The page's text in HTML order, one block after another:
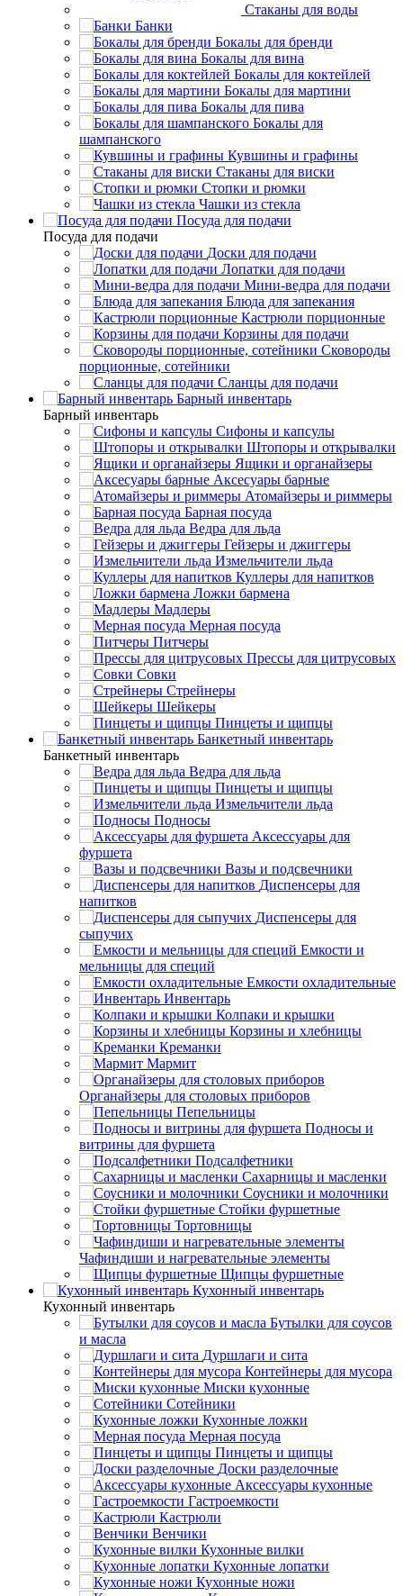
Стаканы для воды
Банки
Бокалы для бренди
Бокалы для вина
Бокалы для коктейлей
Бокалы для мартини
Бокалы для пива
Бокалы для
шампанского
Кувшины и графины
Стаканы для виски
Стопки и рюмки
Чашки из стекла
Посуда для подачи
Посуда для подачи
Доски для подачи
Лопатки для подачи
Мини-ведра для подачи
Блюда для запекания
Кастрюли порционные
Корзины для подачи
Сковороды
порционные, сотейники
Сланцы для подачи
Барный инвентарь
Барный инвентарь
Сифоны и капсулы
Штопоры и открывалки
Ящики и органайзеры
Аксесуары барные
Атомайзеры и риммеры
Барная посуда
Ведра для льда
Гейзеры и джиггеры
Измельчители льда
Куллеры для напитков
Ложки бармена
Мадлеры
Мерная посуда
Питчеры
Прессы для цитрусовых
Совки
Стрейнеры
Шейкеры
Пинцеты и щипцы
Банкетный инвентарь
Банкетный инвентарь
Ведра для льда
Пинцеты и щипцы
Измельчители льда
Подносы
Аксессуары для
фуршета
Вазы и подсвечники
Диспенсеры для
напитков
Диспенсеры для
сыпучих
Емкости и
мельницы для специй
Емкости охладительные
Инвентарь
Колпаки и крышки
Корзины и хлебницы
Креманки
Мармит
Органайзеры для столовых приборов
Пепельницы
Подносы и
витрины для фуршета
Подсалфетники
Сахарницы и масленки
Соусники и молочники
Стойки фуршетные
Тортовницы
Чафиндиши и нагревательные элементы
Щипцы фуршетные
Кухонный инвентарь
Кухонный инвентарь
Бутылки для соусов
и масла
Дуршлаги и сита
Контейнеры для мусора
Миски кухонные
Сотейники
Кухонные ложки
Мерная посуда
Пинцеты и щипцы
Доски разделочные
Аксессуары кухонные
Гастроемкости
Кастрюли
Венчики
Кухонные вилки
Кухонные лопатки
Кухонные ножи